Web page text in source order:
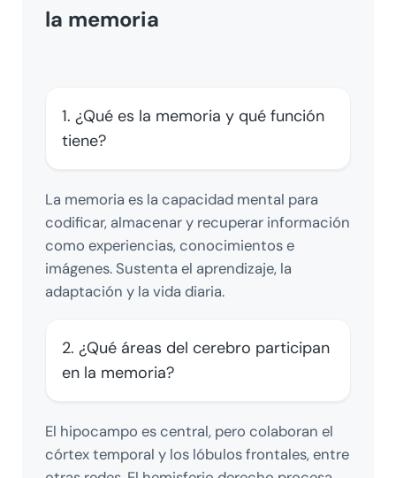
la memoria
1. ¿Qué es la memoria y qué función
tiene?
La memoria es la capacidad mental para
codificar, almacenar y recuperar información
como experiencias, conocimientos e
imágenes. Sustenta el aprendizaje, la
adaptación y la vida diaria.
2. ¿Qué áreas del cerebro participan
en la memoria?
El hipocampo es central, pero colaboran el
córtex temporal y los lóbulos frontales, entre